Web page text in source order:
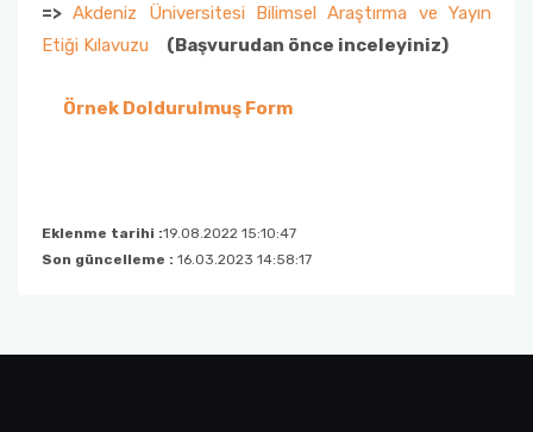
=> Akdeniz Üniversitesi Bilimsel Araştırma ve Yayın
Etiği Kılavuzu
(Başvurudan önce inceleyiniz)
Örnek Doldurulmuş Form
Eklenme tarihi :19.08.2022 15:10:47
Son güncelleme : 16.03.2023 14:58:17